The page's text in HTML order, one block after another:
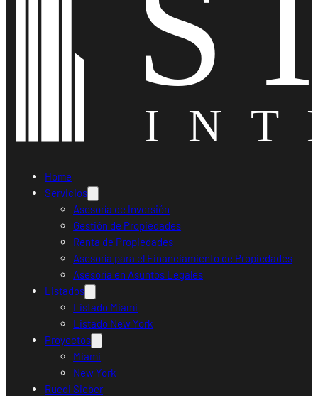
Home
Servicios
Asesoría de Inversión
Gestión de Propiedades
Renta de Propiedades
Asesoría para el Financiamiento de Propiedades
Asesoría en Asuntos Legales
Listados
Listado Miami
Listado New York
Proyectos
Miami
New York
Ruedi Sieber